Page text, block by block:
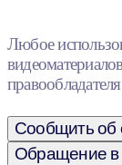
Любое
Сообщить об
Обращение в